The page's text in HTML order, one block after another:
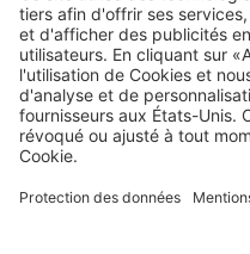
Newsletter
Termes d'utilisation